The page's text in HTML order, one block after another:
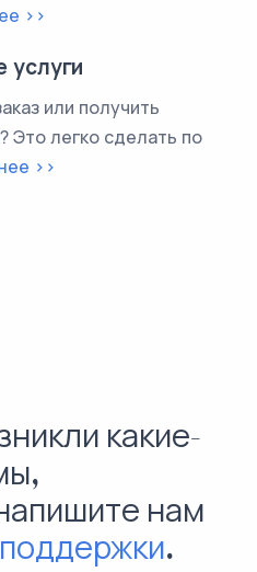
>>
услуги
или получить
Это легко сделать по
>>
какие-
нам
.